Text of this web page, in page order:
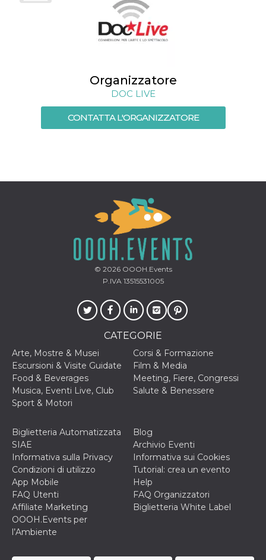
Organizzatore
DOC LIVE
CONTATTA L'ORGANIZZATORE
© 2026OOOH.Events
P.IVA 13515531005
CATEGORIE
Arte, Mostre & Musei
Corsi & Formazione
Escursioni & Visite Guidate
Film & Media
Food & Beverages
Meeting, Fiere, Congressi
Musica, Eventi Live, Club
Salute & Benessere
Sport & Motori
Biglietteria Automatizzata
SIAE
Blog
Archivio Eventi
Informativa sulla Privacy
Informativa sui Cookies
Condizioni di utilizzo
Tutorial: crea un evento
App Mobile
Help
FAQ Utenti
FAQ Organizzatori
Affiliate Marketing
Biglietteria White Label
OOOH.Events per
l’Ambiente